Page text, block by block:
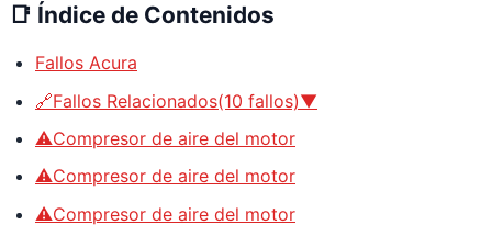
📑 Índice de Contenidos
Fallos Acura
🔗Fallos Relacionados(10 fallos)▼
⚠️Compresor de aire del motor
⚠️Compresor de aire del motor
⚠️Compresor de aire del motor